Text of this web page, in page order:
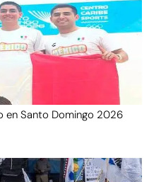
en Santo Domingo 2026